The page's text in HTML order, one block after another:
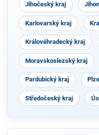
Jihočeský kraj
Karlovarský kraj
Královéhradecký kraj
Moravskoslezský kraj
Pardubický kraj
Středočeský kraj